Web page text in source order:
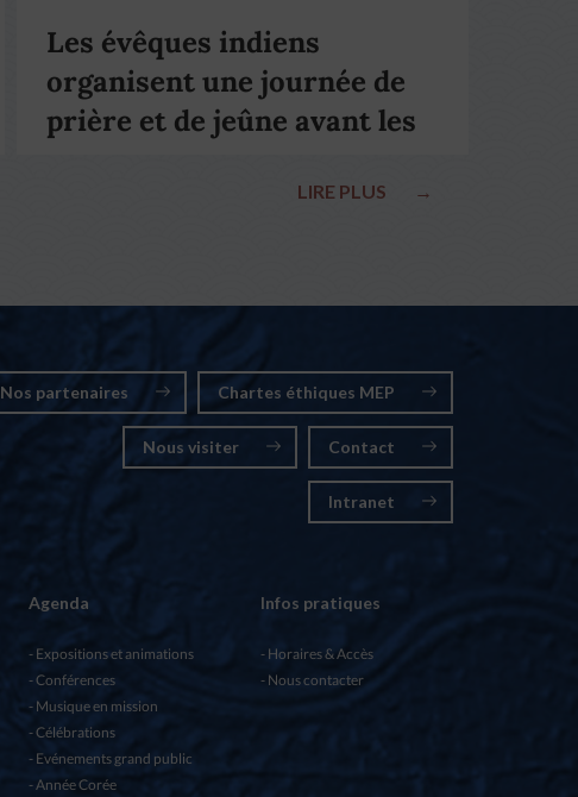
Les évêques indiens
organisent une journée de
prière et de jeûne avant les
LIRE PLUS →
Nos partenaires Chartes éthiques MEP
Nous visiter Contact
Intranet
Agenda
Expositions et animations
Conférences
Musique en mission
Célébrations
Evénements grand public
Année Corée
Infos pratiques
Horaires & Accès
Nous contacter